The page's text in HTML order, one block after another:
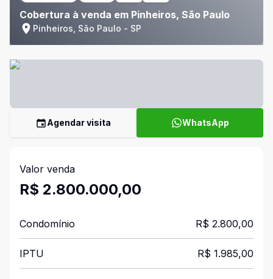
Cobertura à venda em Pinheiros, São Paulo
Pinheiros, São Paulo - SP
Agendar visita WhatsApp
Valor venda
R$ 2.800.000,00
Condomínio R$ 2.800,00
IPTU R$ 1.985,00